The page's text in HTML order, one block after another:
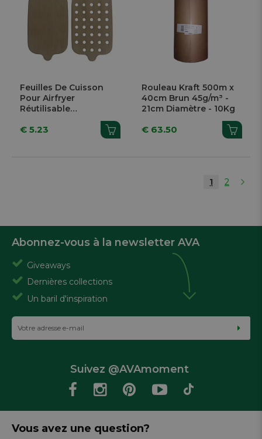
Feuilles De Cuisson
Pour Airfryer
Réutilisable
25,8x14,3cm 4 Pièces
€ 5.23
Rouleau Kraft 500m x
40cm Brun 45g/m³ -
21cm Diamètre - 10Kg
€ 63.50
1 2
Abonnez-vous à la newsletter AVA
Giveaways
Dernières collections
Un baril d'inspiration
Suivez @AVAmoment
Vous avez une question?